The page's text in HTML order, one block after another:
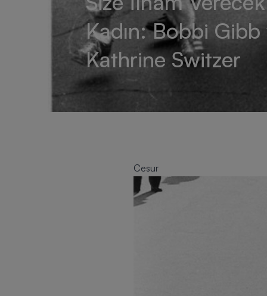
Kadın: Bobbi Gibb
Kathrine Switzer
Cesur